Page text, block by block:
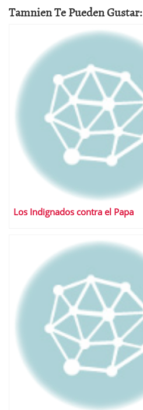
Tamnien Te Pueden Gustar:
Los Indignados contra el Papa